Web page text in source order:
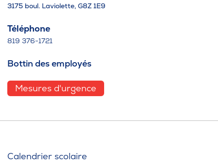
3175 boul. Laviolette, G8Z 1E9
Téléphone
819 376-1721
Bottin des employés
Mesures d'urgence
Calendrier scolaire